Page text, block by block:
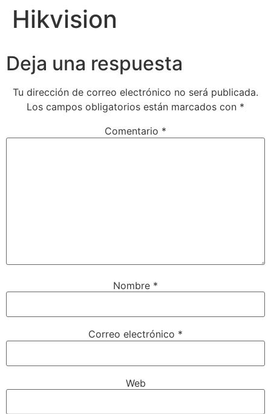
Hikvision
Deja una respuesta
Tu dirección de correo electrónico no será publicada.
Los campos obligatorios están marcados con *
Comentario *
Nombre *
Correo electrónico *
Web